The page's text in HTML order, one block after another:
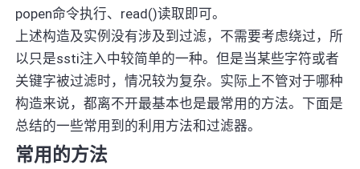
popen命令执行、read()读取即可。
上述构造及实例没有涉及到过滤，不需要考虑绕过，所
以只是ssti注入中较简单的一种。但是当某些字符或者
关键字被过滤时，情况较为复杂。实际上不管对于哪种
构造来说，都离不开最基本也是最常用的方法。下面是
总结的一些常用到的利用方法和过滤器。
常用的方法